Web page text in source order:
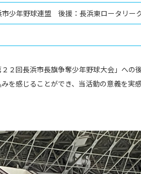
市少年野球連盟 後援：長浜東ロータリー
２回長浜市長旗争奪少年野球大会」へ
を感じることができ、当活動の意義を